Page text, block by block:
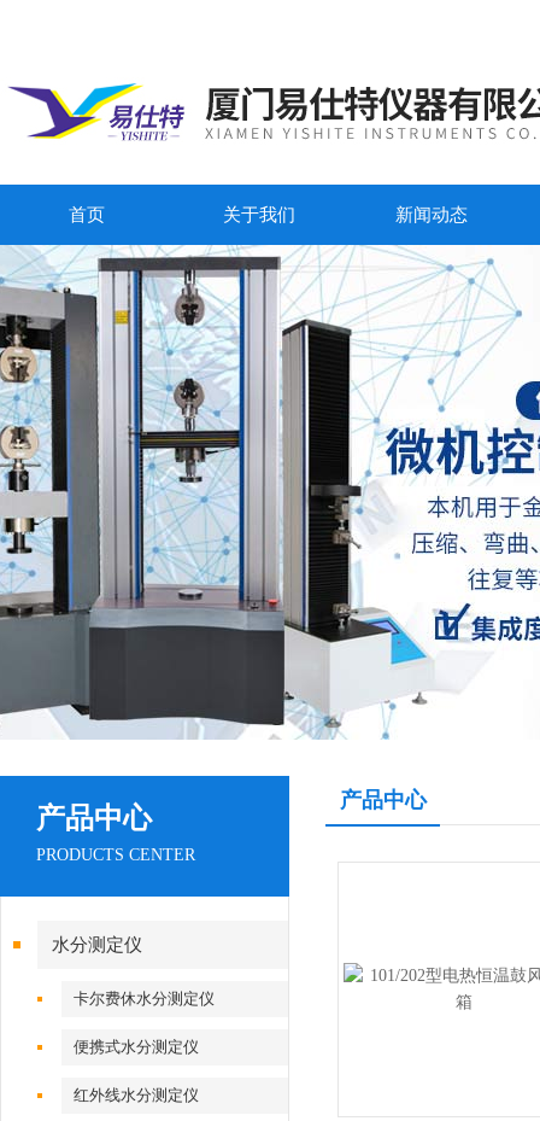
首页 关于我们 新闻动态
产品中心
PRODUCTS CENTER
水分测定仪
卡尔费休水分测定仪
便携式水分测定仪
红外线水分测定仪
产品中心